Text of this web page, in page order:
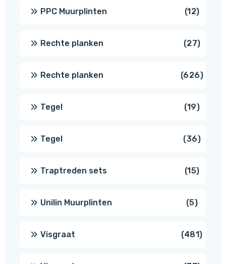
PPC Muurplinten 1212
Rechte planken 2727
Rechte planken 626626
Tegel 1919
Tegel 3636
Traptreden sets 1515
Unilin Muurplinten 55
Visgraat 481481